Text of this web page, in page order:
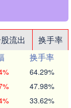
流出
换手率
换手率
64.29%
47.98%
33.62%